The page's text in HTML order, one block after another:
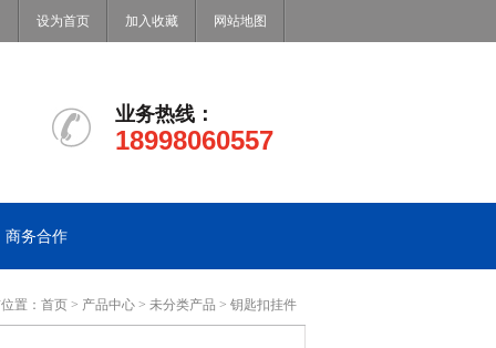
设为首页 加入收藏 网站地图
业务热线：
18998060557
商务合作
置： 首页 > 产品中心 > 未分类产品 > 钥匙扣挂件